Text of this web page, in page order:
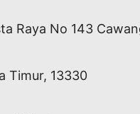
Raya No 143
Timur, 13330